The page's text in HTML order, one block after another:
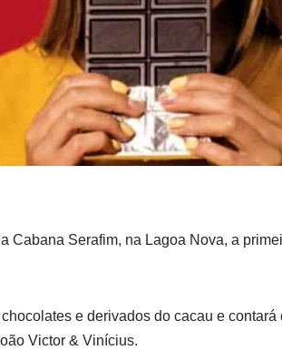
Cabana Serafim, na Lagoa Nova, a
e derivados do cacau e contará
Victor & Vinícius.